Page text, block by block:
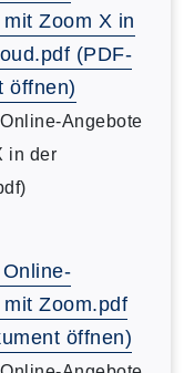
Zoom X in
(PDF-
öffnen)
Angebote
in der
Zoom.pdf
öffnen)